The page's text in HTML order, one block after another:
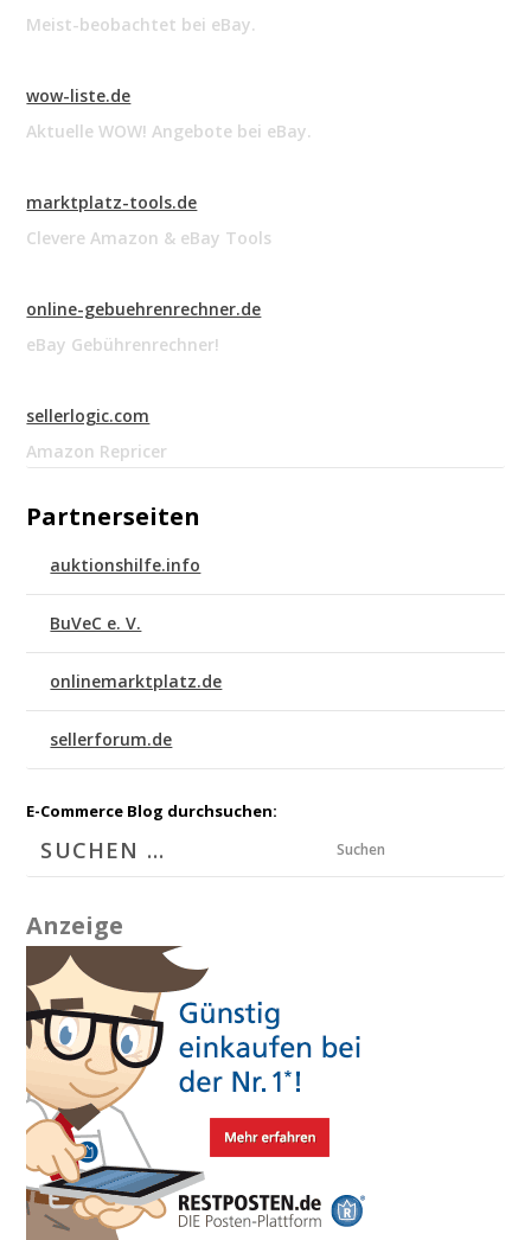
Meist-beobachtet bei eBay.
wow-liste.de
Aktuelle WOW! Angebote bei eBay.
marktplatz-tools.de
Clevere Amazon & eBay Tools
online-gebuehrenrechner.de
eBay Gebührenrechner!
sellerlogic.com
Amazon Repricer
Partnerseiten
auktionshilfe.info
BuVeC e. V.
onlinemarktplatz.de
sellerforum.de
E-Commerce Blog durchsuchen:
Suchen
Anzeige